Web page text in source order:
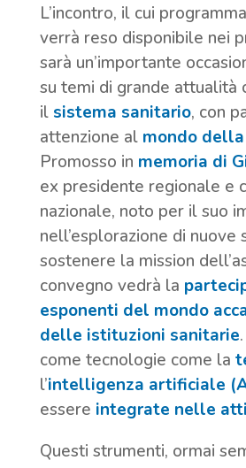
L’incontro, il cui
verrà reso disponibile nei
sarà un’importante
su temi di grande attualità
il sistema sanitario, con
attenzione al mondo
Promosso in memoria di
ex presidente regionale e
nazionale, noto per il suo
nell’esplorazione di
sostenere la mission
convegno vedrà la
esponenti del mondo
delle istituzioni sanitarie
come tecnologie come la
l’intelligenza artificiale
essere integrate nelle
Questi strumenti, ormai